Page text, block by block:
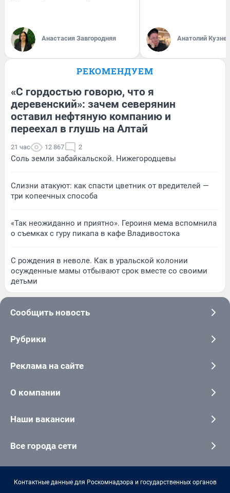
Анастасия Завгородняя Анатолий
РЕКОМЕНДУЕМ
«С гордостью говорю, что я
деревенский»: зачем северянин
оставил нефтяную компанию и
переехал в глушь на Алтай
21 час 12 867 2
Соль земли забайкальской. Нижегородцевы
Слизни атакуют: как спасти цветник от вредителей —
три копеечных способа
«Так неожиданно и приятно». Героиня мема вспомнила
о съемках с гуру пикапа в кафе Владивостока
С рождения в неволе. Как в уральской колонии
осужденные мамы отбывают срок вместе со своими
детьми
Сообщить новость
Рубрики
Реклама на сайте
О компании
Наши вакансии
Все города сети
Контактные данные для Роскомнадзора и государственных органов